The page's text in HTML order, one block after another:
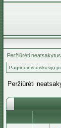
Peržiūrėti
Pagrindinis diskusijų
Peržiūrėti